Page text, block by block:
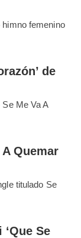
femenino
de
Me Va A
A Quemar
titulado Se
Se